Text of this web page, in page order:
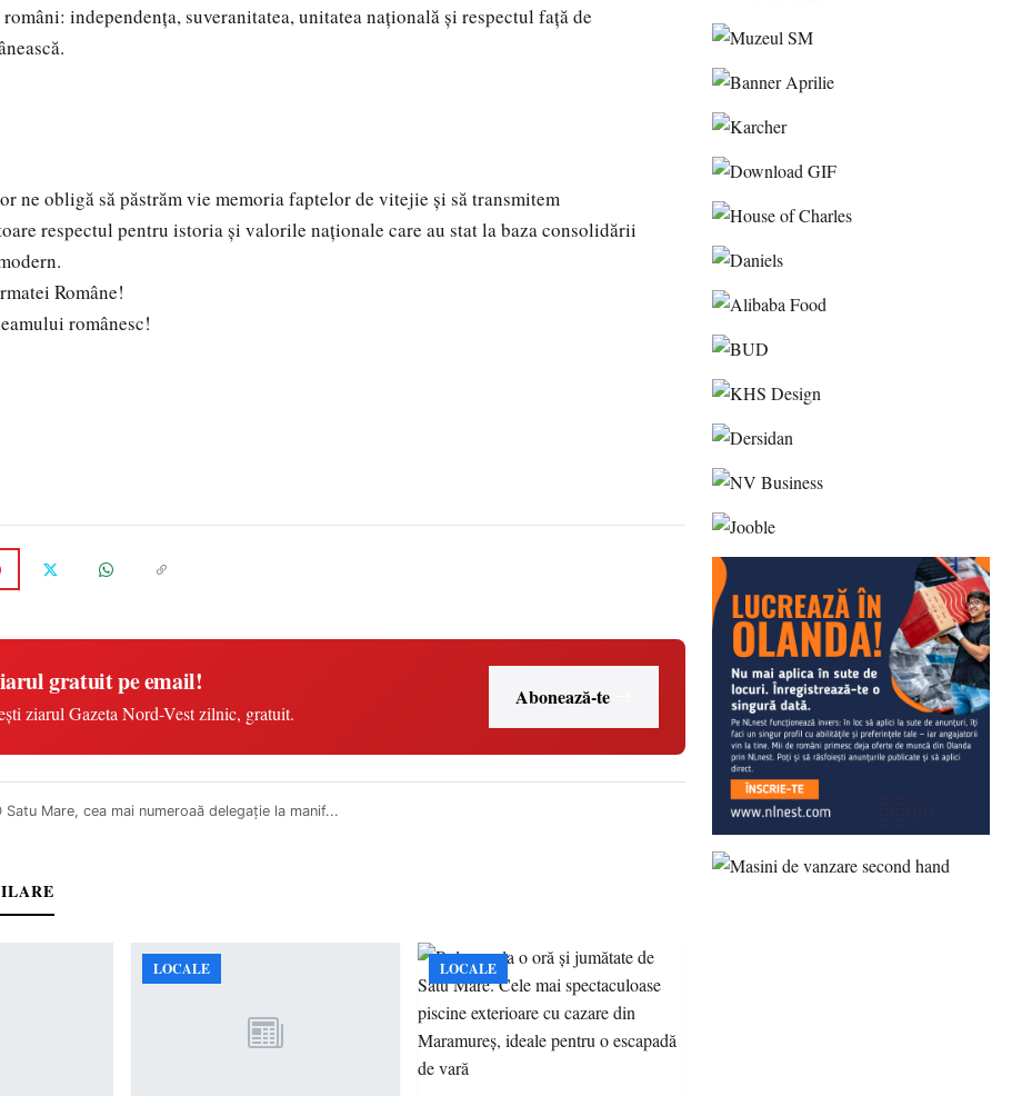
independența, suveranitatea, unitatea națională și respectul față de
ne obligă să păstrăm vie memoria faptelor de vitejie și să transmitem
respectul pentru istoria și valorile naționale care au stat la baza consolidării
Române!
românesc!
gratuit pe email!
ziarul Gazeta Nord-Vest zilnic, gratuit.
Abonează-te
Satu Mare, cea mai numeroaă delegație la manif...
LOCALE LOCALE